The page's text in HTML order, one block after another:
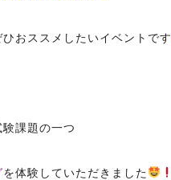
おススメしたいイベントです
課題の一つ
を体験していただきました